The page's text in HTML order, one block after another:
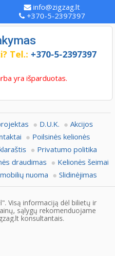
info@zigzag.lt
+370-5-2397397
Tel.: +370-5-2397397
yra išparduotas.
D.U.K.
Akcijos
Poilsinės kelionės
Privatumo politika
draudimas
Kelionės šeimai
nuoma Slidinėjimas
Visą informaciją dėl bilietų ir
sąlygų rekomenduojame
konsultantais.